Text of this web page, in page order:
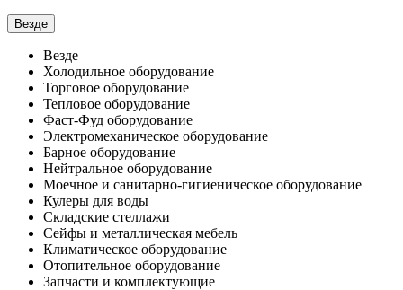
Везде
Везде
Холодильное оборудование
Торговое оборудование
Тепловое оборудование
Фаст-Фуд оборудование
Электромеханическое оборудование
Барное оборудование
Нейтральное оборудование
Моечное и санитарно-гигиеническое оборудование
Кулеры для воды
Складские стеллажи
Сейфы и металлическая мебель
Климатическое оборудование
Отопительное оборудование
Запчасти и комплектующие